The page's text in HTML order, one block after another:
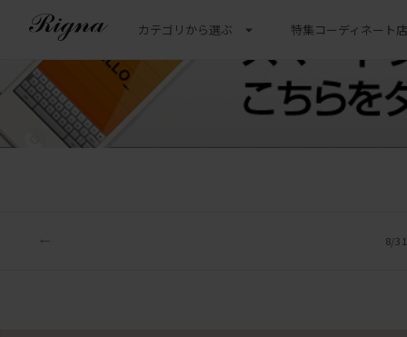
カテゴリから選ぶ 特集コーディネート
8/